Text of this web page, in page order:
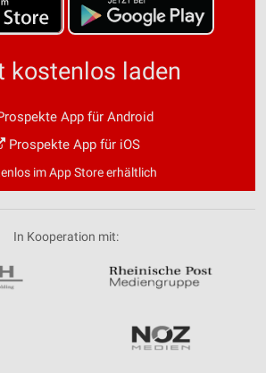
kostenlos laden
App für Android
Prospekte App für iOS
im App Store erhältlich
In Kooperation mit: